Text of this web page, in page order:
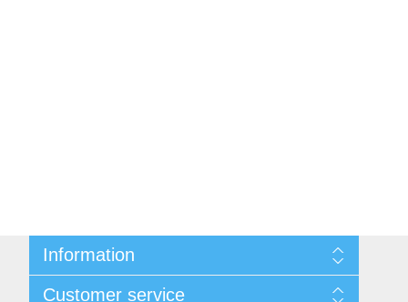
Information
Customer service